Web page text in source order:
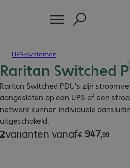
UPS-systemen
Raritan Switched
Raritan Switched PDU's zijn
aangesloten op een UPS of een
netwerk kunnen individuele
uitgeschakeld.
2varianten vanaf€ 947,99
€ 947,99